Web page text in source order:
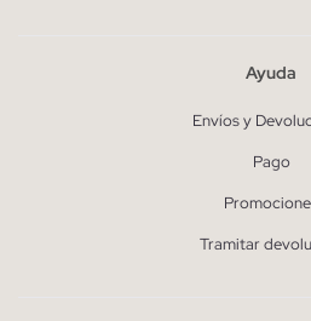
Ayuda
Envíos y
Pago
Tramitar